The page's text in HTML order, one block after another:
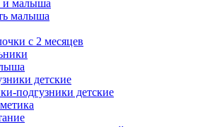
и малыша
малыша
с 2 месяцев
детские
подгузники детские